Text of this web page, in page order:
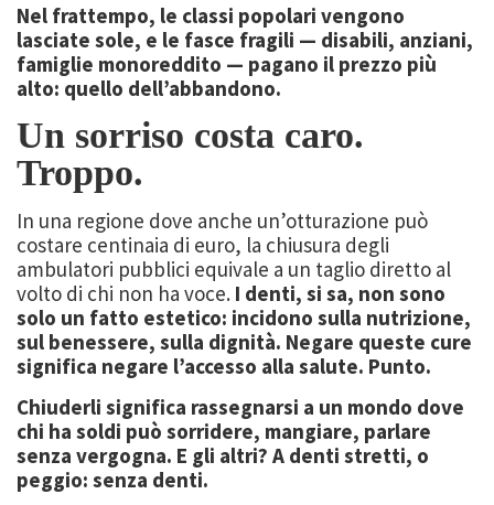
Nel frattempo, le classi popolari vengono
lasciate sole, e le fasce fragili — disabili, anziani,
famiglie monoreddito — pagano il prezzo più
alto: quello dell’abbandono.
Un sorriso costa caro.
Troppo.
In una regione dove anche un’otturazione può
costare centinaia di euro, la chiusura degli
ambulatori pubblici equivale a un taglio diretto al
volto di chi non ha voce. I denti, si sa, non sono
solo un fatto estetico: incidono sulla nutrizione,
sul benessere, sulla dignità. Negare queste cure
significa negare l’accesso alla salute. Punto.
Chiuderli significa rassegnarsi a un mondo dove
chi ha soldi può sorridere, mangiare, parlare
senza vergogna. E gli altri? A denti stretti, o
peggio: senza denti.